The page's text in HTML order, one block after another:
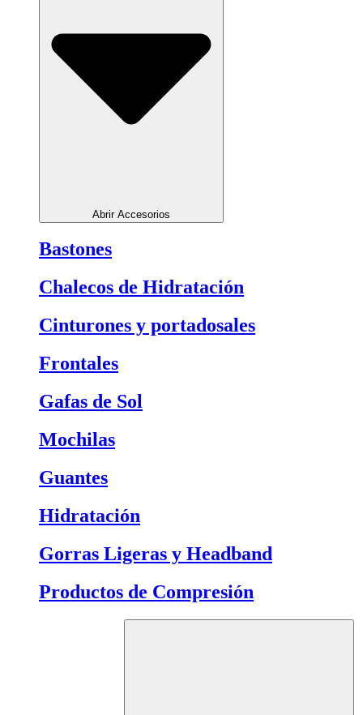
Abrir Accesorios
Bastones
Chalecos de Hidratación
Cinturones y portadosales
Frontales
Gafas de Sol
Mochilas
Guantes
Hidratación
Gorras Ligeras y Headband
Productos de Compresión